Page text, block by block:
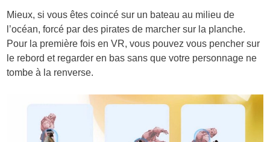
Mieux, si vous êtes coincé sur un bateau au milieu de
l’océan, forcé par des pirates de marcher sur la planche.
Pour la première fois en VR, vous pouvez vous pencher sur
le rebord et regarder en bas sans que votre personnage ne
tombe à la renverse.